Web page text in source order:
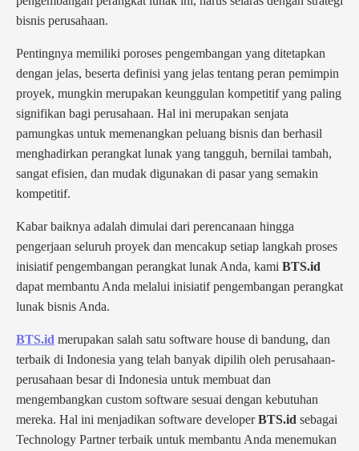
bisnis perusahaan.
Pentingnya memiliki poroses pengembangan yang ditetapkan
dengan jelas, beserta definisi yang jelas tentang peran pemimpin
proyek, mungkin merupakan keunggulan kompetitif yang paling
signifikan bagi perusahaan. Hal ini merupakan senjata
pamungkas untuk memenangkan peluang bisnis dan berhasil
menghadirkan perangkat lunak yang tangguh, bernilai tambah,
sangat efisien, dan mudak digunakan di pasar yang semakin
kompetitif.
Kabar baiknya adalah dimulai dari perencanaan hingga
pengerjaan seluruh proyek dan mencakup setiap langkah proses
inisiatif pengembangan perangkat lunak Anda, kami BTS.id
dapat membantu Anda melalui inisiatif pengembangan perangkat
lunak bisnis Anda.
BTS.id merupakan salah satu software house di bandung, dan
terbaik di Indonesia yang telah banyak dipilih oleh perusahaan-
perusahaan besar di Indonesia untuk membuat dan
mengembangkan custom software sesuai dengan kebutuhan
mereka. Hal ini menjadikan software developerBTS.id sebagai
Technology Partner terbaik untuk membantu Anda menemukan